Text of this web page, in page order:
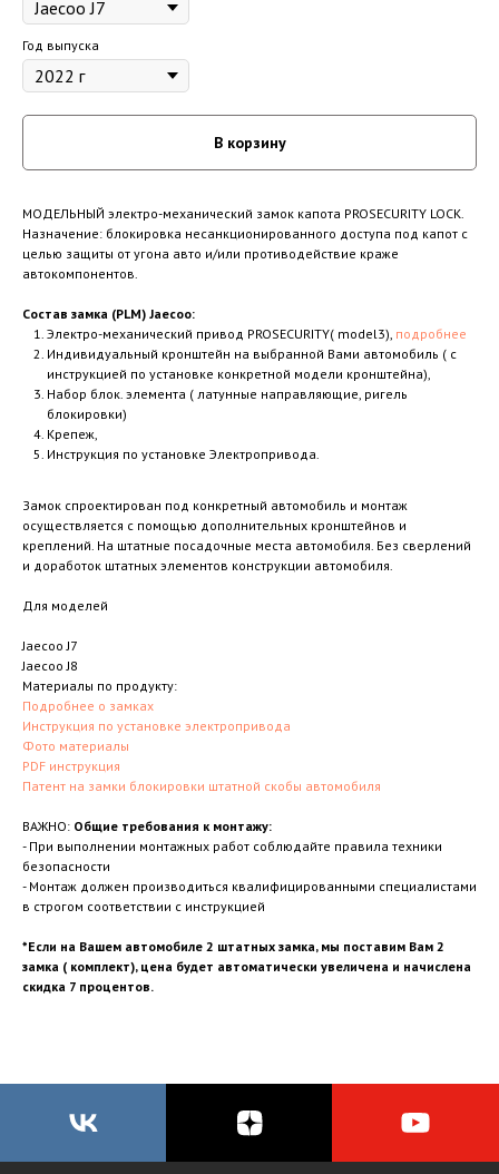
Год выпуска
В корзину
МОДЕЛЬНЫЙ электро-механический замок капота PROSECURITY LOCK.
Назначение: блокировка несанкционированного доступа под капот с
целью защиты от угона авто и/или противодействие краже
автокомпонентов.
Состав замка (PLM) Jaecoo:
Электро-механический привод PROSECURITY( model3), подробнее
Индивидуальный кронштейн на выбранной Вами автомобиль ( с
инструкцией по установке конкретной модели кронштейна),
Набор блок. элемента ( латунные направляющие, ригель
блокировки)
Крепеж,
Инструкция по установке Электропривода.
Замок спроектирован под конкретный автомобиль и монтаж
осуществляется с помощью дополнительных кронштейнов и
креплений. На штатные посадочные места автомобиля. Без сверлений
и доработок штатных элементов конструкции автомобиля.
Для моделей
Jaecoo J7
Jaecoo J8
Материалы по продукту:
Подробнее о замках
Инструкция по установке электропривода
Фото материалы
PDF инструкция
Патент на замки блокировки штатной скобы автомобиля
ВАЖНО: Общие требования к монтажу:
- При выполнении монтажных работ соблюдайте правила техники
безопасности
- Монтаж должен производиться квалифицированными специалистами
в строгом соответствии с инструкцией
*Если на Вашем автомобиле 2 штатных замка, мы поставим Вам 2
замка ( комплект), цена будет автоматически увеличена и начислена
скидка 7 процентов.